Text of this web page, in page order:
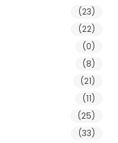
(23)
(22)
(0)
(8)
(21)
(11)
(25)
(33)